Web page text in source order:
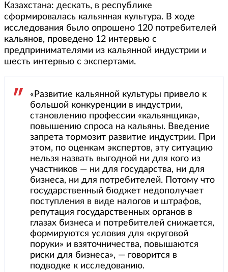
Казахстана: дескать, в республике
сформировалась кальянная культура. В ходе
исследования было опрошено 120 потребителей
кальянов, проведено 12 интервью с
предпринимателями из кальянной индустрии и
шесть интервью с экспертами.
«Развитие кальянной культуры привело к
большой конкуренции в индустрии,
становлению профессии «кальянщика»,
повышению спроса на кальяны. Введение
запрета тормозит развитие индустрии. При
этом, по оценкам экспертов, эту ситуацию
нельзя назвать выгодной ни для кого из
участников — ни для государства, ни для
бизнеса, ни для потребителей. Потому что
государственный бюджет недополучает
поступления в виде налогов и штрафов,
репутация государственных органов в
глазах бизнеса и потребителей снижается,
формируются условия для «круговой
поруки» и взяточничества, повышаются
риски для бизнеса», — говорится в
подводке к исследованию.